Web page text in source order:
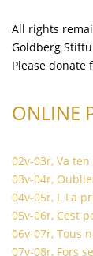
All rights
Goldberg
Please donate
ONLINE
02v-03r, Va
03v-04r,
04v-05r, L La
05v-06r, Cest
06v-07r, Tous
07v-08r, Fors